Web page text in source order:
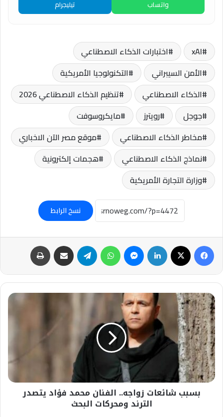
واتساب
تيليجرام
xAI
اختبارات الذكاء الاصطناعي
الأمن السيبراني
التكنولوجيا الأمريكية
الذكاء الاصطناعي
تنظيم الذكاء الاصطناعي 2026
جوجل
رويترز
مايكروسوفت
مخاطر الذكاء الاصطناعي
موقع مصر الآن الاخباري
نماذج الذكاء الاصطناعي
هجمات إلكترونية
وزارة التجارة الأمريكية
نسخ الرابط
فيسبوك لينكدإن ماسنجر واتساب تيلقرام مشاركة عبر البريد
بسبب
شائعات
زواجه..
الفنان
محمد
فؤاد
يتصدر
الترند
ومحركات
بسبب شائعات زواجه.. الفنان محمد فؤاد يتصدر
الترند ومحركات البحث